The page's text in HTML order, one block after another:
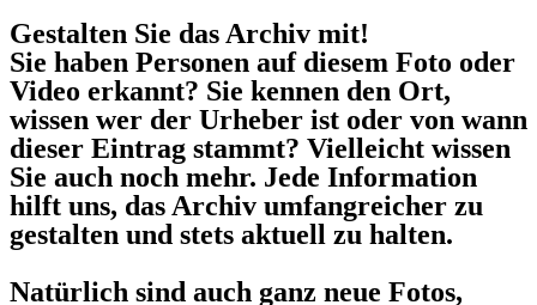
Gestalten Sie das Archiv mit!
Sie haben Personen auf diesem Foto oder
Video erkannt? Sie kennen den Ort,
wissen wer der Urheber ist oder von wann
dieser Eintrag stammt? Vielleicht wissen
Sie auch noch mehr. Jede Information
hilft uns, das Archiv umfangreicher zu
gestalten und stets aktuell zu halten.
Natürlich sind auch ganz neue Fotos,